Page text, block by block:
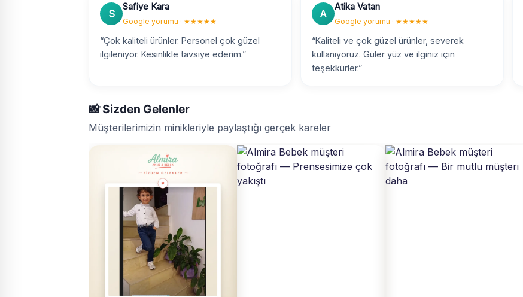
S
Safiye Kara
Google yorumu · ★★★★★
“Çok kaliteli ürünler. Personel çok güzel
ilgileniyor. Kesinlikle tavsiye ederim.”
A
Atika Vatan
Google yorumu · ★★★★★
“Kaliteli ve çok güzel ürünler, severek
kullanıyoruz. Güler yüz ve ilginiz için
teşekkürler.”
📸 Sizden Gelenler
Müşterilerimizin minikleriyle paylaştığı gerçek kareler